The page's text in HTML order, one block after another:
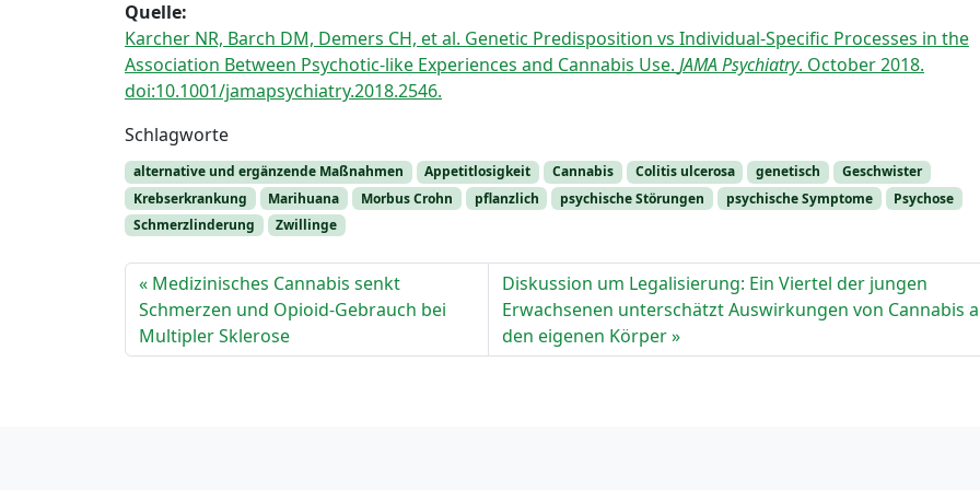
Quelle:
Karcher NR, Barch DM, Demers CH, et al. Genetic Predisposition vs Individual-Specific Processes in the
Association Between Psychotic-like Experiences and Cannabis Use. JAMA Psychiatry. October 2018.
doi:10.1001/jamapsychiatry.2018.2546.
Schlagworte
alternative und ergänzende Maßnahmen Appetitlosigkeit Cannabis Colitis ulcerosa genetisch
Geschwister
Krebserkrankung
Marihuana Morbus Crohn pflanzlich psychische Störungen psychische Symptome
Psychose
Schmerzlinderung
Zwillinge
Medizinisches Cannabis senkt
Schmerzen und Opioid-Gebrauch bei
Multipler Sklerose
Diskussion um Legalisierung: Ein Viertel der jungen
Erwachsenen unterschätzt Auswirkungen von Cannabis
den eigenen Körper